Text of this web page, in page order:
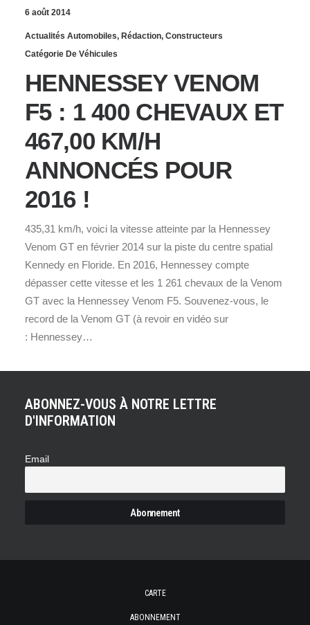
6 août 2014
Actualités Automobiles, Rédaction, Constructeurs
Catégorie De Véhicules
HENNESSEY VENOM
F5 : 1 400 CHEVAUX ET
467,00 KM/H
ANNONCÉS POUR
2016 !
435,31 km/h, voici la vitesse atteinte par la Hennessey
Venom GT en février 2014 sur la piste du centre spatial
Kennedy en Floride. En 2016, Hennessey compte
dépasser cette vitesse et les 1 261 chevaux de la Venom
GT avec la Hennessey Venom F5. Souvenez-vous, le
record de la Venom GT (à revoir en vidéo sur
: Hennessey…
ABONNEZ-VOUS À NOTRE LETTRE
D'INFORMATION
Email
CARTE
ABONNEMENT